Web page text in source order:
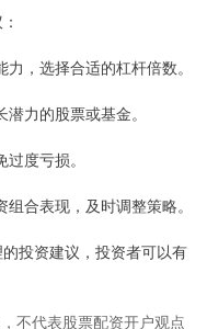
，选择合适的杠杆倍数。
力的股票或基金。
度亏损。
合表现，及时调整策略。
投资建议，投资者可以有
不代表股票配资开户观点